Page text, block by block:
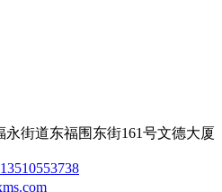
永街道东福围东街161号文德大厦